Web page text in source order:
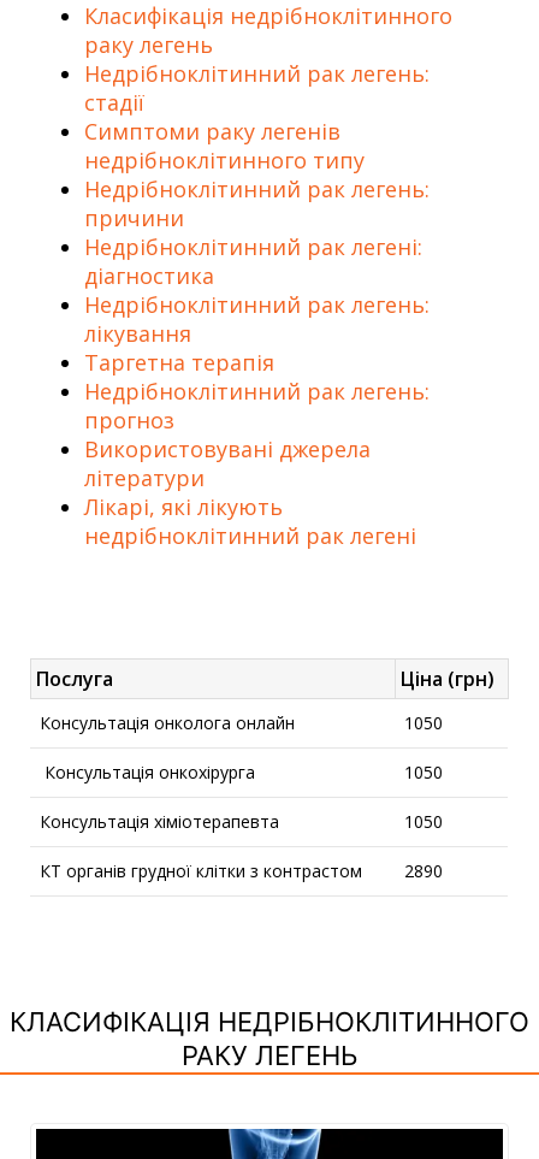
Класифікація недрібноклітинного
раку легень
Недрібноклітинний рак легень:
стадії
Симптоми раку легенів
недрібноклітинного типу
Недрібноклітинний рак легень:
причини
Недрібноклітинний рак легені:
діагностика
Недрібноклітинний рак легень:
лікування
Таргетна терапія
Недрібноклітинний рак легень:
прогноз
Використовувані джерела
літератури
Лікарі, які лікують
недрібноклітинний рак легені
Послуга Ціна (грн)
Консультація онколога онлайн 1050
Консультація онкохірурга 1050
Консультація хіміотерапевта 1050
КТ органів грудної клітки з контрастом 2890
КЛАСИФІКАЦІЯ НЕДРІБНОКЛІТИННОГО
РАКУ ЛЕГЕНЬ